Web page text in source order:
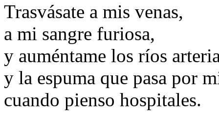
Trasvásate a mis venas,
a mi sangre furiosa,
y auméntame los ríos
y la espuma que pasa por
cuando pienso hospitales.